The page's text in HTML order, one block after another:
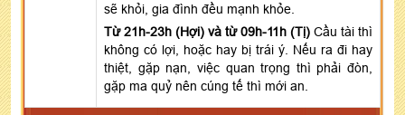
sẽ khỏi, gia đình đều mạnh khỏe.
Từ 21h-23h (Hợi) và từ 09h-11h (Tị) Cầu tài thì
không có lợi, hoặc hay bị trái ý. Nếu ra đi hay
thiệt, gặp nạn, việc quan trọng thì phải đòn,
gặp ma quỷ nên cúng tế thì mới an.